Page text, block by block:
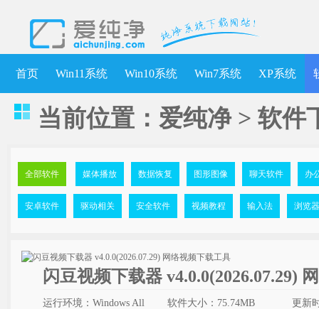
首页 Win11系统 Win10系统 Win7系统 XP系统
当前位置： 爱纯净> 软件
全部软件 媒体播放 数据恢复 图形图像 聊天软件 办
安卓软件 驱动相关 安全软件 视频教程 输入法 浏览器
闪豆视频下载器 v4.0.0(2026.07.29)
运行环境：Windows All 软件大小：75.74MB 更新